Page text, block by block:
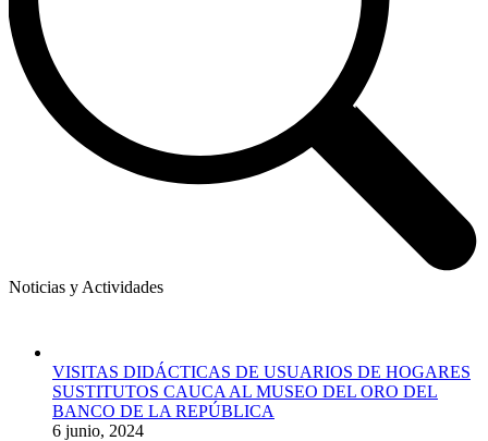
Noticias y Actividades
VISITAS DIDÁCTICAS DE USUARIOS DE HOGARES
SUSTITUTOS CAUCA AL MUSEO DEL ORO DEL
BANCO DE LA REPÚBLICA
6 junio, 2024